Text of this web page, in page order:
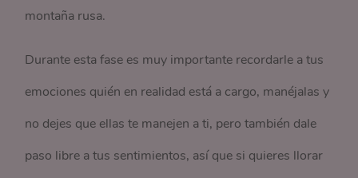
montaña rusa.
Durante esta fase es muy importante recordarle a tus
emociones quién en realidad está a cargo, manéjalas y
no dejes que ellas te manejen a ti, pero también dale
paso libre a tus sentimientos, así que si quieres llorar